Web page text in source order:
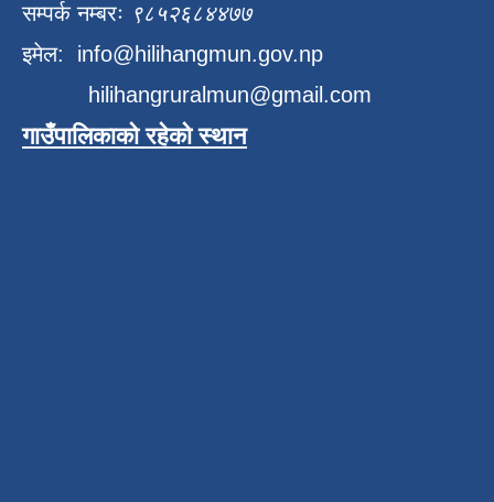
सम्पर्क नम्बरः ९८५२६८४४७७
इमेल: info@hilihangmun.gov.np
hilihangruralmun@gmail.com
गाउँपालिकाको रहेको स्थान